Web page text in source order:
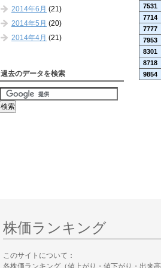
7531
7714
7777
7953
8301
8718
9854
2014年6月 (21)
2014年5月 (20)
2014年4月 (21)
過去のデータを検索
株価ランキング
このサイトについて：
各株価ランキング（値上がり・値下がり・出来